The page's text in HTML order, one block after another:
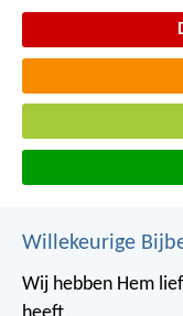
Willekeurige
Wij hebben Hem